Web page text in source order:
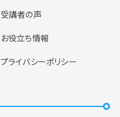
受講者の声
お役立ち情報
プライバシーポリシー